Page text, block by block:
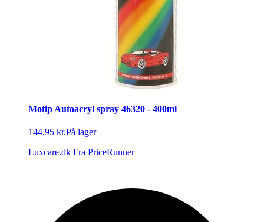
Motip Autoacryl spray 46320 - 400ml
144,95 kr.På lager
Luxcare.dk Fra PriceRunner